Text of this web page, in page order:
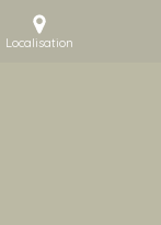
Localisation